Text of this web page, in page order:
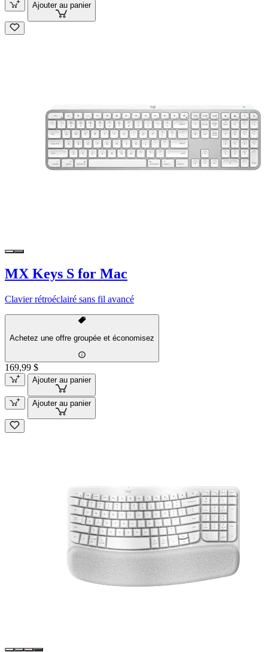
Ajouter au panier
MX Keys S for Mac
Clavier rétroéclairé sans fil avancé
Achetez une offre groupée et économisez
169,99 $
Ajouter au panier
Ajouter au panier